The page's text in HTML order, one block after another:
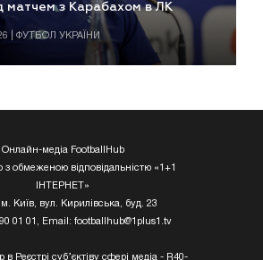
матчем з Карабахом в ЛК
| ФУТБОЛ УКРАЇНИ
Онлайн-медіа FootballHub
з обмеженою відповідальністю «1+1
ІНТЕРНЕТ»
Київ, вул. Кирилівська, буд. 23
01 01, Email: footballhub@1plus1.tv
в Реєстрі суб’єктіву сфері медіа - R40-